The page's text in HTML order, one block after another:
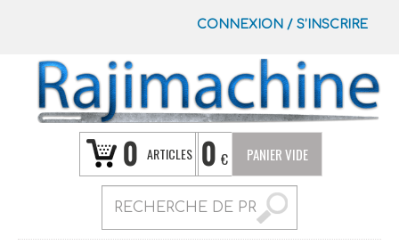
CONNEXION / S’INSCRIRE
0 ARTICLES 0 € PANIER VIDE